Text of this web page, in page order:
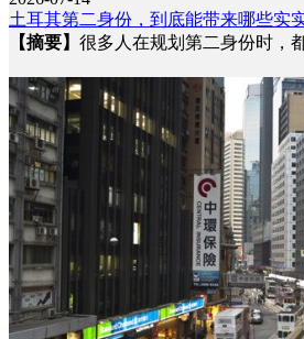
土耳其第二身份，到底能带来哪些实
【摘要】 很多人在规划第二身份时，